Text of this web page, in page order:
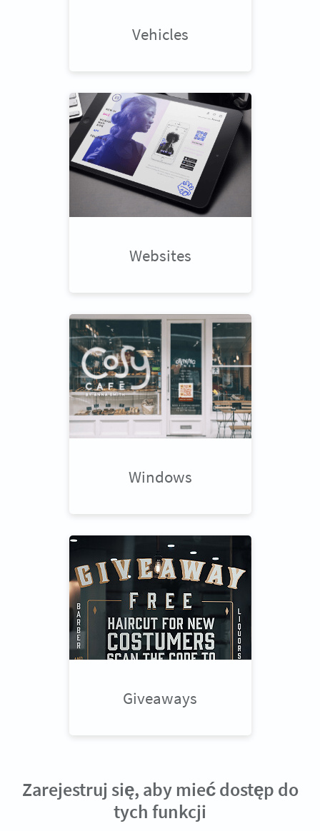
Vehicles
Websites
Windows
Giveaways
Zarejestruj się, aby mieć dostęp do
tych funkcji